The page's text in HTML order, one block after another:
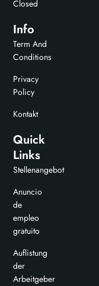
Closed
Info
Term And
Conditions
Privacy
Policy
Kontakt
Quick
Links
Stellenangebot
Anuncio
de
empleo
gratuito
Auflistung
der
Arbeitgeber